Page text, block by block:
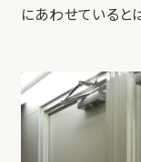
にあわせていると